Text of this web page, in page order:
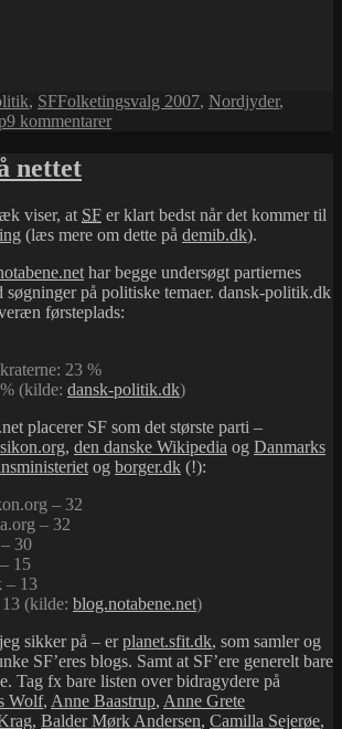
, SFTags
Folketingsvalg 2007, Nordjyder,
9 kommentarertil
gehør
nettet
viser, at SF er klart bedst når det kommer til
(læs mere om dette på demib.dk).
har begge undersøgt partiernes
søgninger på politiske temaer. dansk-politik.dk
førsteplads:
23 %
(kilde: dansk-politik.dk)
placerer SF som det største parti –
, den danske Wikipedia og Danmarks
og borger.dk (!):
– 32
– 32
30
15
– 13
(kilde: blog.notabene.net)
sikker på – erplanet.sfit.dk, som samler og
SF’eres blogs. Samt at SF’ere generelt bare
Tag fx bare listen over bidragydere på
Wolf, Anne Baastrup, Anne Grete
, Balder Mørk Andersen, Camilla Sejerøe,